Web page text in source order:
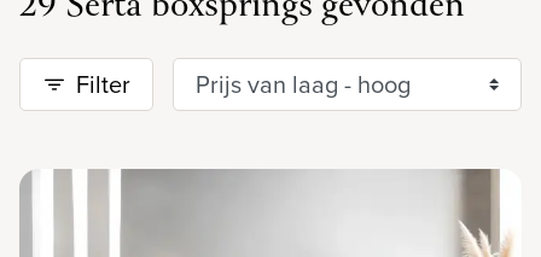
Filter